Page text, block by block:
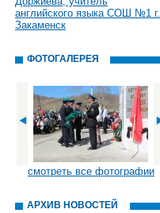
английского языка СОШ №1 г.
Закаменск
ФОТОГАЛЕРЕЯ
смотреть все фотографии
АРХИВ НОВОСТЕЙ